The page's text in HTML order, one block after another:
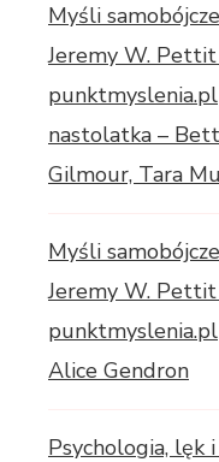
Myśli
Jeremy W.
punktmyslenia.pl
nastolatka –
Gilmour, Tara
Myśli
Jeremy W.
punktmyslenia.pl
Alice Gendron
Psychologia, lęk